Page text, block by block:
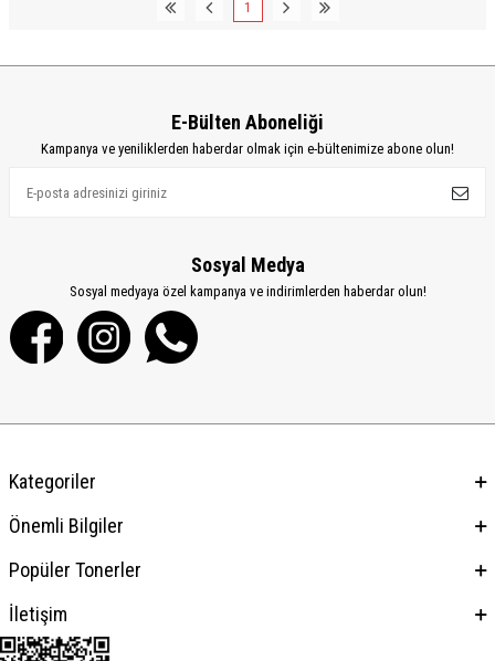
1
E-Bülten Aboneliği
Kampanya ve yeniliklerden haberdar olmak için e-bültenimize abone olun!
Sosyal Medya
Sosyal medyaya özel kampanya ve indirimlerden haberdar olun!
Kategoriler
Önemli Bilgiler
Popüler Tonerler
İletişim